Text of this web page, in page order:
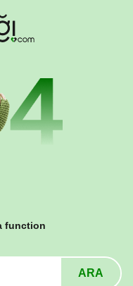
function
ARA